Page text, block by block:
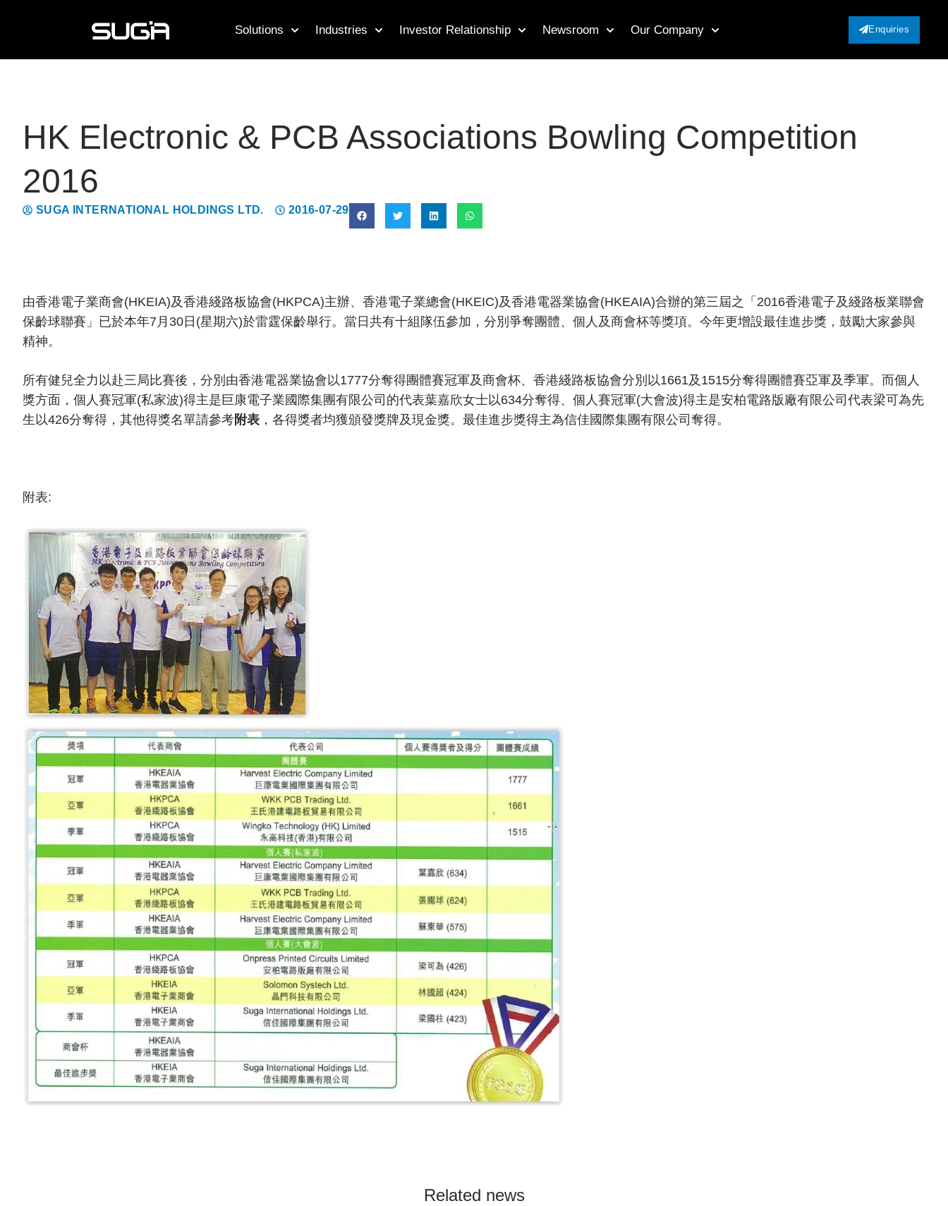
Solutions Industries Investor Relationship Newsroom Our Company Enquiries
HK Electronic & PCB Associations Bowling Competition
2016
SUGA INTERNATIONAL HOLDINGS LTD. 2016-07-29
由香港電子業商會(HKEIA)及香港綫路板協會(HKPCA)主辦、香港電子業總會(HKEIC)及香港電器業協會(HKEAIA)合辦的第三屆之「2016香港電子及綫路板業聯會
保齡球聯賽」已於本年7月30日(星期六)於雷霆保齡舉行。當日共有十組隊伍參加，分別爭奪團體、個人及商會杯等獎項。今年更增設最佳進步獎，鼓勵大家參與
精神。
所有健兒全力以赴三局比賽後，分別由香港電器業協會以1777分奪得團體賽冠軍及商會杯、香港綫路板協會分別以1661及1515分奪得團體賽亞軍及季軍。而個人
獎方面，個人賽冠軍(私家波)得主是巨康電子業國際集團有限公司的代表葉嘉欣女士以634分奪得、個人賽冠軍(大會波)得主是安柏電路版廠有限公司代表梁可為先
生以426分奪得，其他得獎名單請參考附表 ，各得獎者均獲頒發獎牌及現金獎。最佳進步獎得主為信佳國際集團有限公司奪得。
附表:
Related news